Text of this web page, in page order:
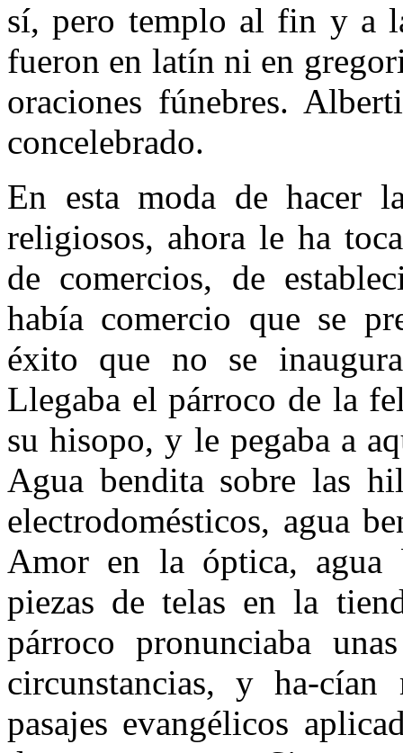
sí, pero templo al fin y a
fueron en latín ni en
oraciones fúnebres.
concelebrado.
En esta moda de hacer
religiosos, ahora le ha
de comercios, de
había comercio que se
éxito que no se
Llegaba el párroco de la
su hisopo, y le pegaba a
Agua bendita sobre las
electrodomésticos, agua
Amor en la óptica, agua
piezas de telas en la
párroco pronunciaba
circunstancias, y ha-cían
pasajes evangélicos